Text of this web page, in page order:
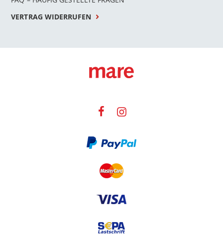
VERTRAG WIDERRUFEN